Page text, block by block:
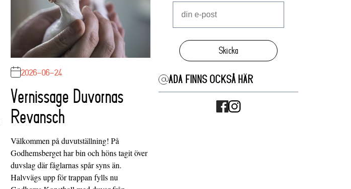
2026-06-24
Vernissage Duvornas
Revansch
Välkommen på duvutställning! På
Godhemsberget har bin och höns tagit över
duvslag där fåglarnas spår syns än.
Halvvägs upp för trappan fylls nu
Skicka
ADA FINNS OCKSÅ HÄR